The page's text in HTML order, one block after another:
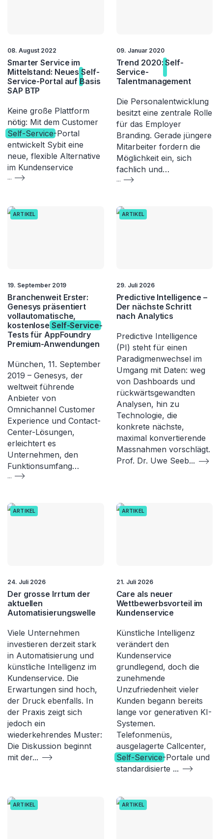
08. August 2022
Smarter Service im
Mittelstand: NeuesSelf-
Service-Portal auf Basis
SAP BTP
Keine große Plattform
nötig: Mit dem Customer
Self-Service-Portal
entwickelt Sybit eine
neue, flexible Alternative
im Kundenservice
...
09. Januar 2020
Trend 2020:Self-
Service-
Talentmanagement
Die Personalentwicklung
besitzt eine zentrale Rolle
für das Employer
Branding. Gerade jüngere
Mitarbeiter fordern die
Möglichkeit ein, sich
fachlich und…
...
ARTIKEL
19. September 2019
Branchenweit Erster:
Genesys präsentiert
vollautomatische,
kostenloseSelf-Service-
Tests für AppFoundry
Premium-Anwendungen
München, 11. September
2019 – Genesys, der
weltweit führende
Anbieter von
Omnichannel Customer
Experience und Contact-
Center-Lösungen,
erleichtert es
Unternehmen, den
Funktionsumfang…
...
ARTIKEL
29. Juli 2026
Predictive Intelligence –
Der nächste Schritt
nach Analytics
Predictive Intelligence
(PI) steht für einen
Paradigmenwechsel im
Umgang mit Daten: weg
von Dashboards und
rückwärtsgewandten
Analysen, hin zu
Technologie, die
konkrete nächste,
maximal konvertierende
Massnahmen vorschlägt.
Prof. Dr. Uwe Seeb...
ARTIKEL
24. Juli 2026
Der grosse Irrtum der
aktuellen
Automatisierungswelle
Viele Unternehmen
investieren derzeit stark
in Automatisierung und
künstliche Intelligenz im
Kundenservice. Die
Erwartungen sind hoch,
der Druck ebenfalls. In
der Praxis zeigt sich
jedoch ein
wiederkehrendes Muster:
Die Diskussion beginnt
mit der...
ARTIKEL
21. Juli 2026
Care als neuer
Wettbewerbsvorteil im
Kundenservice
Künstliche Intelligenz
verändert den
Kundenservice
grundlegend, doch die
zunehmende
Unzufriedenheit vieler
Kunden begann bereits
lange vor generativen KI-
Systemen.
Telefonmenüs,
ausgelagerte Callcenter,
Self-Service-Portale und
standardisierte ...
ARTIKEL ARTIKEL